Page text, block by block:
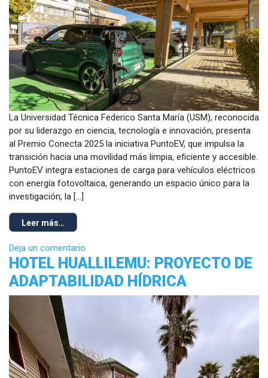
La Universidad Técnica Federico Santa María (USM), reconocida
por su liderazgo en ciencia, tecnología e innovación, presenta
al Premio Conecta 2025 la iniciativa PuntoEV, que impulsa la
transición hacia una movilidad más limpia, eficiente y accesible.
PuntoEV integra estaciones de carga para vehículos eléctricos
con energía fotovoltaica, generando un espacio único para la
investigación, la […]
Leer más…
Deja un comentario
HOTEL HUALLILEMU: PROYECTO DE
ADAPTABILIDAD HÍDRICA